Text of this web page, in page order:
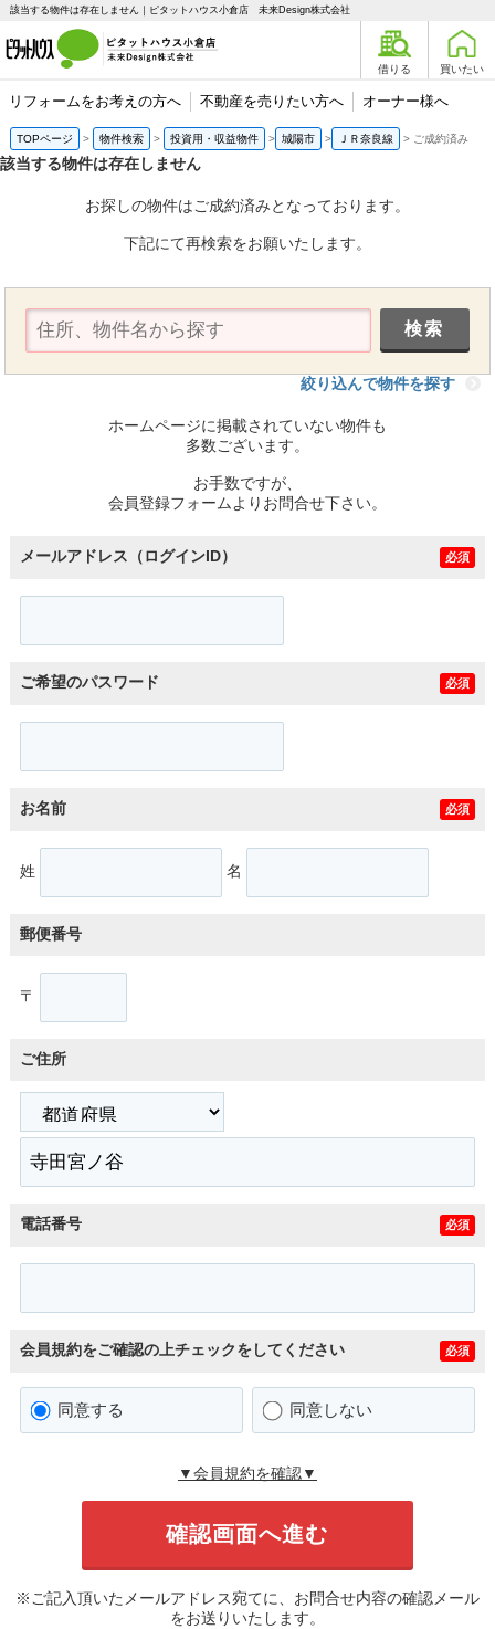
該当する物件は存在しません｜ピタットハウス小倉店 未来Design株式会社
借りる 買いたい
リフォームをお考えの方へ 不動産を売りたい方へ オーナー様へ
TOPページ 物件検索 投資用・収益物件 城陽市 ＪＲ奈良線 ご成約済み
該当する物件は存在しません
お探しの物件はご成約済みとなっております。
下記にて再検索をお願いたします。
絞り込んで物件を探す
ホームページに掲載されていない物件も
多数ございます。
お手数ですが、
会員登録フォームよりお問合せ下さい。
メールアドレス（ログインID） 必須
ご希望のパスワード 必須
お名前 必須
姓 名
郵便番号
〒
ご住所
電話番号 必須
会員規約をご確認の上チェックをしてください 必須
同意する 同意しない
▼会員規約を確認▼
※ご記入頂いたメールアドレス宛てに、お問合せ内容の確認メール
をお送りいたします。